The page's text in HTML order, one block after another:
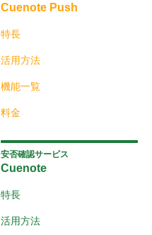
Cuenote Push
特長
活用方法
機能一覧
料金
安否確認サービス
Cuenote
特長
活用方法